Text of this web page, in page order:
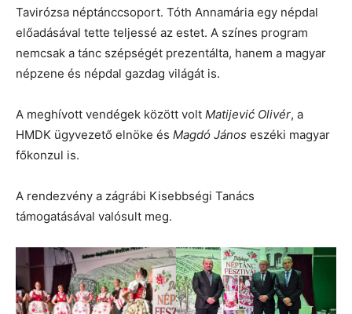
Tavirózsa néptánccsoport. Tóth Annamária egy népdal
előadásával tette teljessé az estet. A színes program
nemcsak a tánc szépségét prezentálta, hanem a magyar
népzene és népdal gazdag világát is.
A meghívott vendégek között volt Matijević Olivér, a
HMDK ügyvezető elnöke és Magdó János eszéki magyar
főkonzul is.
A rendezvény a zágrábi Kisebbségi Tanács
támogatásával valósult meg.